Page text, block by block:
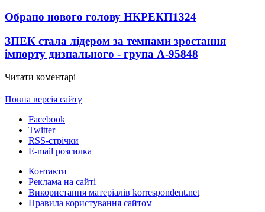
Обрано нового голову НКРЕКП1324
ЗПЕК стала лідером за темпами зростання
імпорту дизпального - група А-95848
Читати коментарі
Повна версія сайту
Facebook
Twitter
RSS-стрічки
E-mail розсилка
Контакти
Реклама на сайті
Використання матеріалів korrespondent.net
Правила користування сайтом